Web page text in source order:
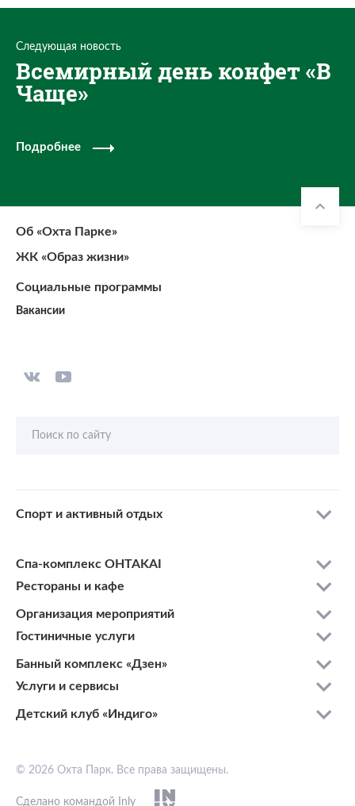
Следующая новость
Всемирный день конфет «В
Чаще»
Подробнее
Об «Охта Парке»
ЖК «Образ жизни»
Социальные программы
Вакансии
Поиск по сайту
Спорт и активный отдых
Спа-комплекс OHTAKAI
Рестораны и кафе
Организация мероприятий
Гостиничные услуги
Банный комплекс «Дзен»
Услуги и сервисы
Детский клуб «Индиго»
© 2026 Охта Парк. Все права защищены.
Сделано командой Inly